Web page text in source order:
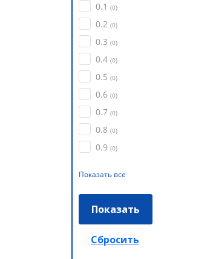
0.1 (0)
0.2 (0)
0.3 (0)
0.4 (0)
0.5 (0)
0.6 (0)
0.7 (0)
0.8 (0)
0.9 (0)
Показать все